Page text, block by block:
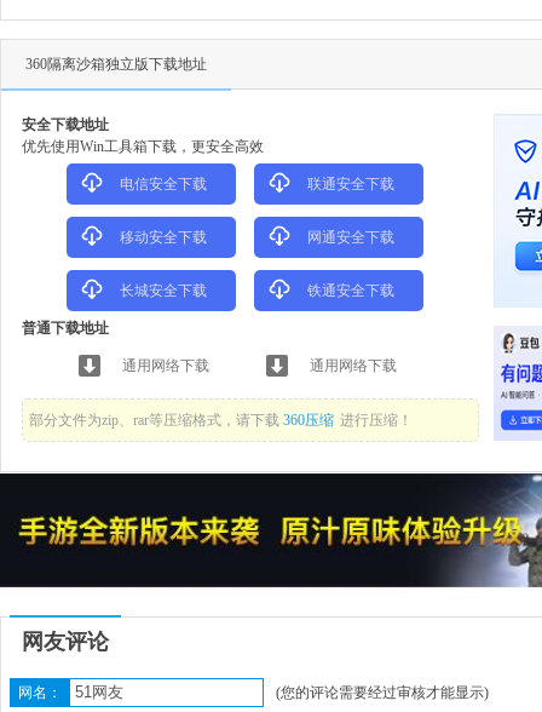
360隔离沙箱独立版下载地址
安全下载地址
优先使用Win工具箱下载，更安全高效
电信安全下载 联通安全下载
移动安全下载 网通安全下载
长城安全下载 铁通安全下载
普通下载地址
通用网络下载 通用网络下载
部分文件为zip、rar等压缩格式，请下载 360压缩 进行压缩！
网友评论
网名： (您的评论需要经过审核才能显示)